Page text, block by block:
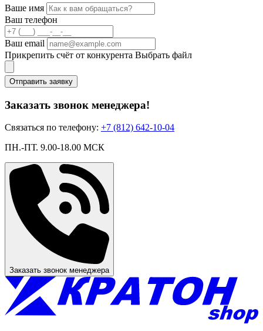
Ваше имя
Ваш телефон
Ваш email
Прикрепить счёт от конкурента Выбрать файл
Отправить заявку
Заказать звонок менеджера!
Связаться по телефону: +7 (812) 642-10-04
ПН.-ПТ. 9.00-18.00 МСК
Заказать звонок менеджера